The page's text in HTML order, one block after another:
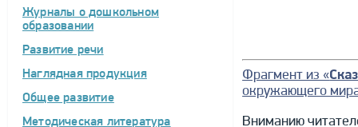
Журналы о дошкольном
образовании
Развитие речи
Наглядная продукция
Общее развитие
Методическая литература
Фрагмент из «
окружающего
Вниманию